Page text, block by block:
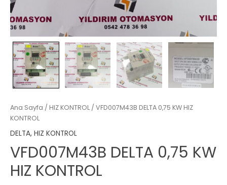
Ana Sayfa / HIZ KONTROL / VFD007M43B DELTA 0,75 KW HIZ
KONTROL
DELTA, HIZ KONTROL
VFD007M43B DELTA 0,75 KW
HIZ KONTROL